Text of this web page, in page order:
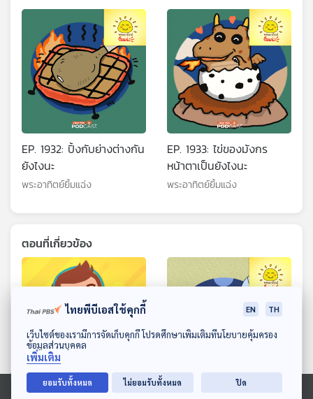
ดาวน์โหลด Thai PBS Podcast Application
EP. 1932: ปิ้งกับย่างต่างกัน
ยังไงนะ
พระอาทิตย์ยิ้มแฉ่ง
EP. 1933: ไข่ของมังกร
หน้าตาเป็นยังไงนะ
พระอาทิตย์ยิ้มแฉ่ง
ตอนที่เกี่ยวข้อง
ไทยพีบีเอสใช้คุกกี้ EN TH
เว็บไซต์ของเรามีการจัดเก็บคุกกี้ โปรดศึกษาเพิ่มเติมที่นโยบายคุ้มครอง
ข้อมูลส่วนบุคคล
เพิ่มเติม
ยอมรับทั้งหมด ไม่ยอมรับทั้งหมด ปิด